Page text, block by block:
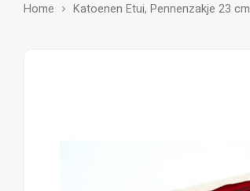
Home Katoenen Etui, Pennenzakje 23 cm